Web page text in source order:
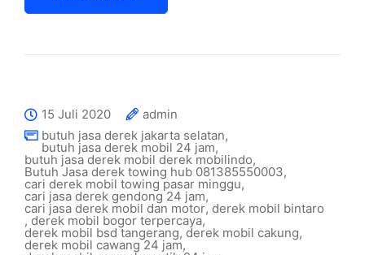
15 Juli 2020
admin
butuh jasa derek jakarta selatan,
butuh jasa derek mobil 24 jam,
butuh jasa derek mobil derek mobilindo,
Butuh Jasa derek towing hub 081385550003,
cari derek mobil towing pasar minggu,
cari jasa derek gendong 24 jam,
cari jasa derek mobil dan motor, derek mobil bintaro
, derek mobil bogor terpercaya,
derek mobil bsd tangerang, derek mobil cakung,
derek mobil cawang 24 jam,